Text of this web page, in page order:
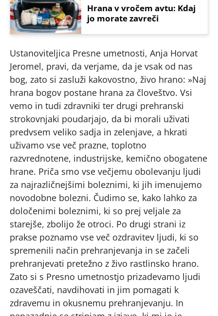
Hrana v vročem avtu: Kdaj
jo morate zavreči
Ustanoviteljica Presne umetnosti, Anja Horvat
Jeromel, pravi, da verjame, da je vsak od nas
bog, zato si zasluži kakovostno, živo hrano: »Naj
hrana bogov postane hrana za človeštvo. Vsi
vemo in tudi zdravniki ter drugi prehranski
strokovnjaki poudarjajo, da bi morali uživati
predvsem veliko sadja in zelenjave, a hkrati
uživamo vse več prazne, toplotno
razvrednotene, industrijske, kemično obogatene
hrane. Priča smo vse večjemu obolevanju ljudi
za najrazličnejšimi boleznimi, ki jih imenujemo
novodobne bolezni. Čudimo se, kako lahko za
določenimi boleznimi, ki so prej veljale za
starejše, zbolijo že otroci. Po drugi strani iz
prakse poznamo vse več ozdravitev ljudi, ki so
spremenili način prehranjevanja in se začeli
prehranjevati pretežno z živo rastlinsko hrano.
Zato si s Presno umetnostjo prizadevamo ljudi
ozaveščati, navdihovati in jim pomagati k
zdravemu in okusnemu prehranjevanju. In